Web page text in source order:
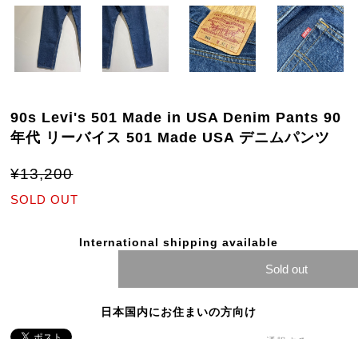
90s Levi's 501 Made in USA Denim Pants 90
年代 リーバイス 501 Made USA デニムパンツ
¥13,200
SOLD OUT
International shipping available
Sold out
日本国内にお住まいの方向け